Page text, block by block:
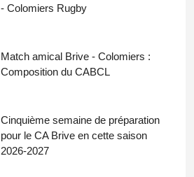
- Colomiers Rugby
Match amical Brive - Colomiers :
Composition du CABCL
Cinquième semaine de préparation
pour le CA Brive en cette saison
2026-2027